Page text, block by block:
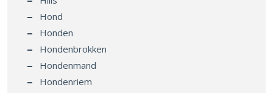
Hond
Honden
Hondenbrokken
Hondenmand
Hondenriem
Hondenspeelgoed